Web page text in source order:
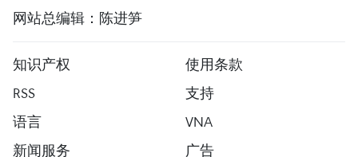
网站总编辑：陈进笋
知识产权
使用条款
RSS
支持
语言
VNA
新闻服务
广告